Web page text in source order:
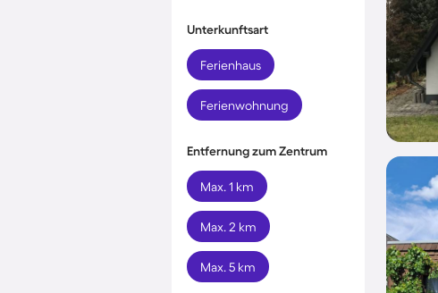
Unterkunftsart
Ferienhaus
Ferienwohnung
Entfernung zum Zentrum
Max. 1 km
Max. 2 km
Max. 5 km